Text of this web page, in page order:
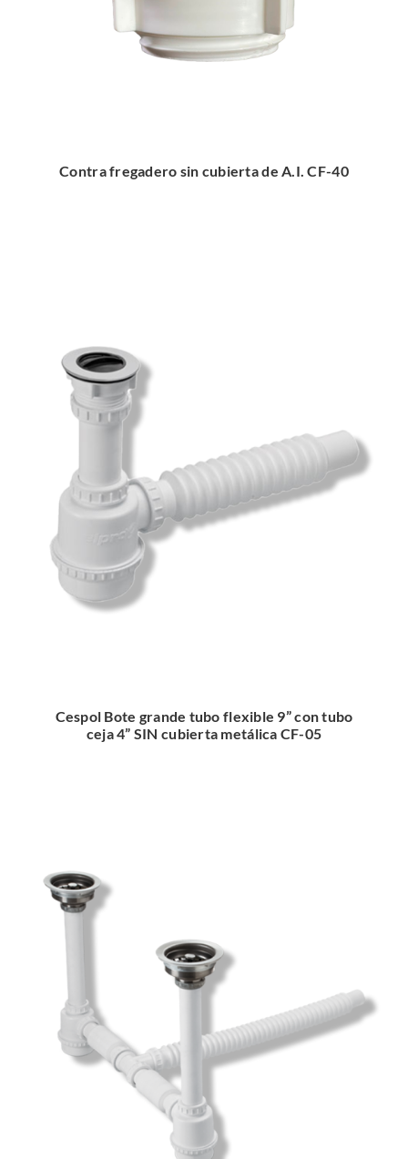
Contra fregadero sin cubierta de A.I. CF-40
Cespol Bote grande tubo flexible 9” con tubo
ceja 4” SIN cubierta metálica CF-05